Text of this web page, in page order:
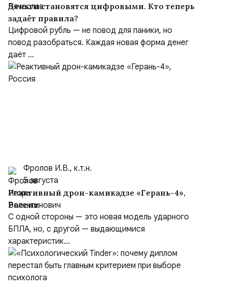
Деньги становятся цифровыми. Кто теперь
задаёт правила?
Цифровой рубль — не повод для паники, но
повод разобраться. Каждая новая форма денег
даёт ...
Фролов И.В., к.т.н.
5 августа
Реактивный дрон-камикадзе «Герань-4»,
Россия
С одной стороны — это новая модель ударного
БПЛА, но, с другой — выдающимися
характеристик...